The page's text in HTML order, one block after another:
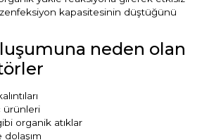
Havuz
Tuz
kapasitesinin düştüğünü
neden olan
ürünleri
organik atıklar
dolaşım